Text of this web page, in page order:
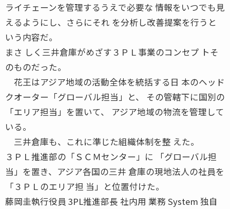
ライチェーンを管理するうえで必要な 情報をいつでも見
えるようにし、さらにそれ を分析し改善提案を行うと
いう内容だ。
まさ しく三井倉庫がめざす３ＰＬ事業のコンセプ トそ
のものだった。
花王はアジア地域の活動全体を統括する日 本のヘッド
クオーター「グローバル担当」と、 その管轄下に国別の
「エリア担当」を置いて、 アジア地域の物流を管理して
いる。
三井倉庫も、これに準じた組織体制を整 えた。
３ＰＬ推進部の「ＳＣＭセンター」に 「グローバル担
当」を置き、アジア各国の三井 倉庫の現地法人の社員を
「３ＰＬのエリア担 当」と位置付けた。
藤岡圭執行役員 3PL推進部長 社内用 業務 System 独自